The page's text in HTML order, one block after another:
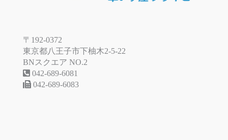
〒192-0372
東京都八王子市下柚木2-5-22
BNスクエア NO.2
042-689-6081
042-689-6083